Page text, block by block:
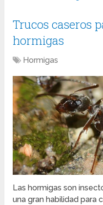
Trucos caseros
hormigas
Hormigas
Las hormigas son
una gran habilidad para